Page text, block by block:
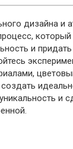
дизайна
который
и
и